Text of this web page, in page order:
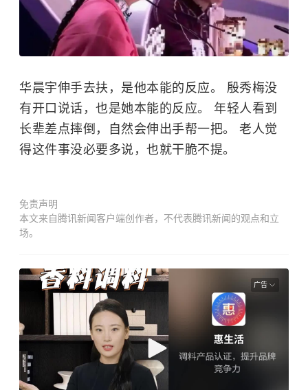
华晨宇伸手去扶，是他本能的反应。 殷秀梅没
有开口说话，也是她本能的反应。 年轻人看到
长辈差点摔倒，自然会伸出手帮一把。 老人觉
得这件事没必要多说，也就干脆不提。
免责声明
本文来自腾讯新闻客户端创作者，不代表腾讯新闻的观点和立
场。
广告